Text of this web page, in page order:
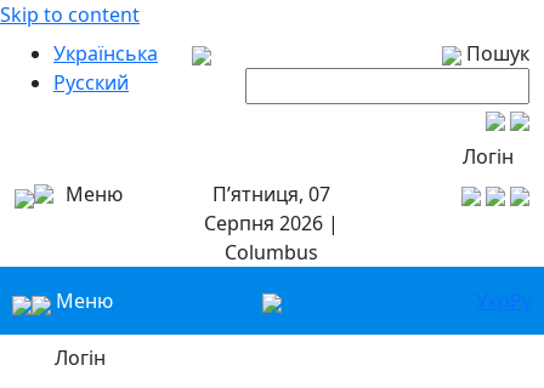
Skip to content
Українська
Русский
Пошук
Логін
Меню
П’ятниця, 07
Серпня 2026 |
Columbus
Меню
УкрРу
Логін